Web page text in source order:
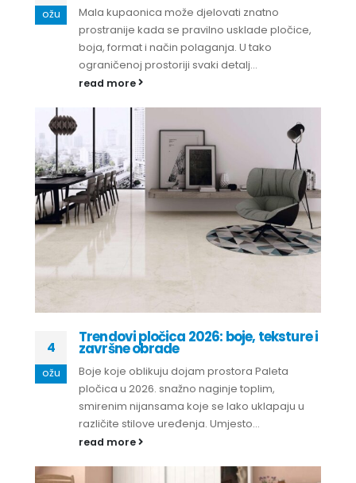
ožu
Mala kupaonica može djelovati znatno
prostranije kada se pravilno usklade pločice,
boja, format i način polaganja. U tako
ograničenoj prostoriji svaki detalj...
read more
4
ožu
Trendovi pločica 2026: boje, teksture i
završne obrade
Boje koje oblikuju dojam prostora Paleta
pločica u 2026. snažno naginje toplim,
smirenim nijansama koje se lako uklapaju u
različite stilove uređenja. Umjesto...
read more